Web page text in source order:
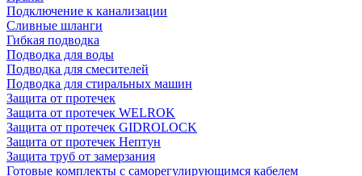
Подключение к канализации
Сливные шланги
Гибкая подводка
Подводка для воды
Подводка для смесителей
Подводка для стиральных машин
Защита от протечек
Защита от протечек WELROK
Защита от протечек GIDROLOCK
Защита от протечек Нептун
Защита труб от замерзания
Готовые комплекты с саморегулирующимся кабелем